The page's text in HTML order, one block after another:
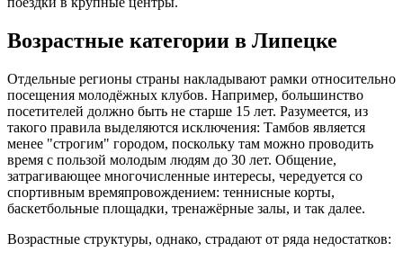
Возрастные категории в Липецке
Отдельные регионы страны накладывают рамки относительно
посещения молодёжных клубов. Например, большинство
посетителей должно быть не старше 15 лет. Разумеется, из
такого правила выделяются исключения: Тамбов является
менее "строгим" городом, поскольку там можно проводить
время с пользой молодым людям до 30 лет. Общение,
затрагивающее многочисленные интересы, чередуется со
спортивным времяпровождением: теннисные корты,
баскетбольные площадки, тренажёрные залы, и так далее.
Возрастные структуры, однако, страдают от ряда недостатков: